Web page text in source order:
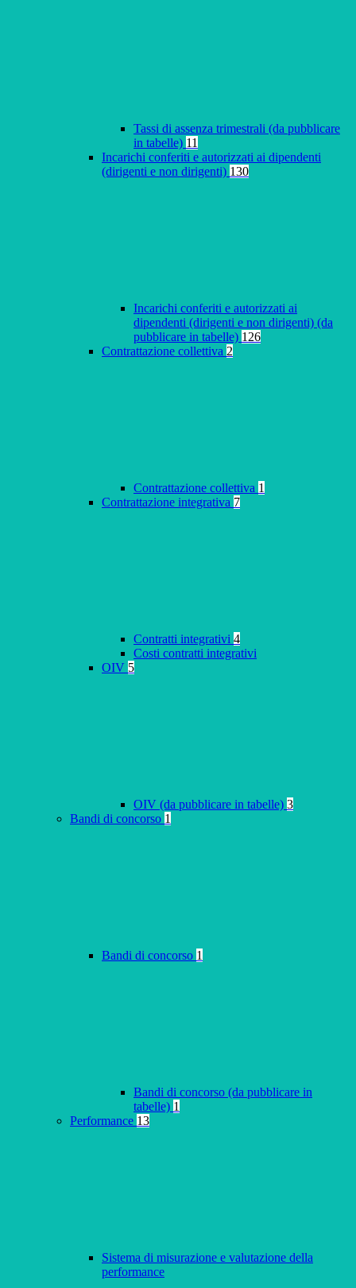
Tassi di assenza trimestrali (da pubblicare
in tabelle) 11
Incarichi conferiti e autorizzati ai dipendenti
(dirigenti e non dirigenti) 130
Incarichi conferiti e autorizzati ai
dipendenti (dirigenti e non dirigenti) (da
pubblicare in tabelle) 126
Contrattazione collettiva 2
Contrattazione collettiva 1
Contrattazione integrativa 7
Contratti integrativi 4
Costi contratti integrativi
OIV 5
OIV (da pubblicare in tabelle) 3
Bandi di concorso 1
Bandi di concorso 1
Bandi di concorso (da pubblicare in
tabelle) 1
Performance 13
Sistema di misurazione e valutazione della
performance